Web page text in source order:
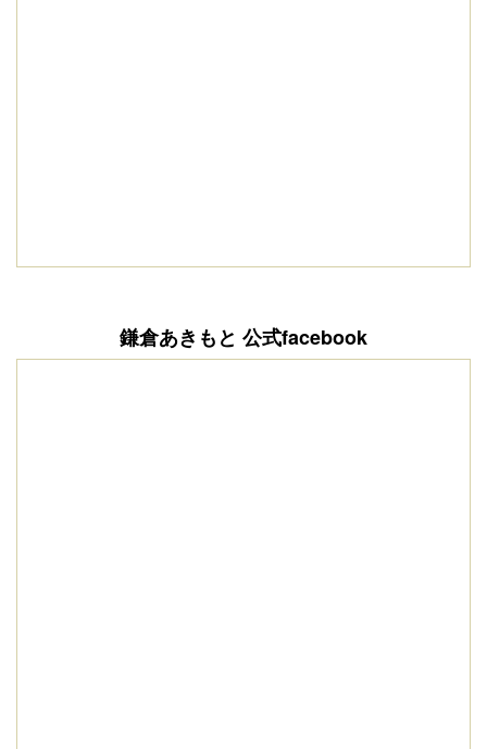
鎌倉あきもと 公式facebook